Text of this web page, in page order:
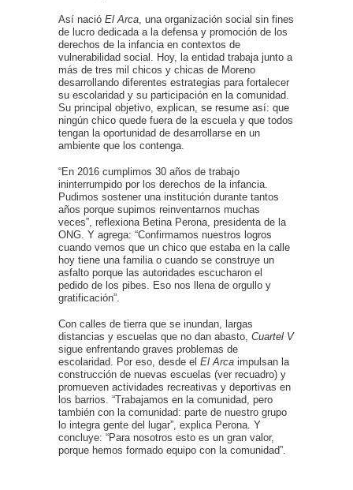
Así nació El Arca , una organización social sin fines
de lucro dedicada a la defensa y promoción de los
derechos de la infancia en contextos de
vulnerabilidad social. Hoy, la entidad trabaja junto a
más de tres mil chicos y chicas de Moreno
desarrollando diferentes estrategias para fortalecer
su escolaridad y su participación en la comunidad.
Su principal objetivo, explican, se resume así: que
ningún chico quede fuera de la escuela y que todos
tengan la oportunidad de desarrollarse en un
ambiente que los contenga.
“En 2016 cumplimos 30 años de trabajo
ininterrumpido por los derechos de la infancia.
Pudimos sostener una institución durante tantos
años porque supimos reinventarnos muchas
veces”, reflexiona Betina Perona, presidenta de la
ONG. Y agrega: “Confirmamos nuestros logros
cuando vemos que un chico que estaba en la calle
hoy tiene una familia o cuando se construye un
asfalto porque las autoridades escucharon el
pedido de los pibes. Eso nos llena de orgullo y
gratificación”.
Con calles de tierra que se inundan, largas
distancias y escuelas que no dan abasto, Cuartel V
sigue enfrentando graves problemas de
escolaridad. Por eso, desde el El Arca impulsan la
construcción de nuevas escuelas (ver recuadro) y
promueven actividades recreativas y deportivas en
los barrios. “Trabajamos en la comunidad, pero
también con la comunidad: parte de nuestro grupo
lo integra gente del lugar”, explica Perona. Y
concluye: “Para nosotros esto es un gran valor,
porque hemos formado equipo con la comunidad”.